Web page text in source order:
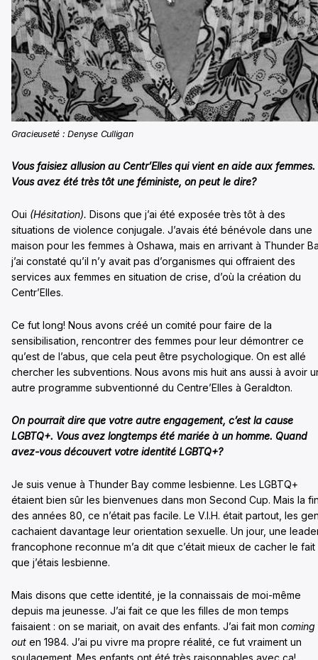
Gracieuseté : Denyse Culligan
Vous faisiez allusion au Centr’Elles qui vient en aide aux femmes.
Vous avez été très tôt une féministe, on peut le dire?
Oui (Hésitation). Disons que j’ai été exposée très tôt à des
situations de violence conjugale. J’avais été bénévole dans une
maison pour les femmes à Oshawa, mais en arrivant à Thunder
j’ai constaté qu’il n’y avait pas d’organismes qui offraient des
services aux femmes en situation de crise, d’où la création du
Centr’Elles.
Ce fut long! Nous avons créé un comité pour faire de la
sensibilisation, rencontrer des femmes pour leur démontrer ce
qu’est de l’abus, que cela peut être psychologique. On est allé
chercher les subventions. Nous avons mis huit ans aussi à avoir
autre programme subventionné du Centre’Elles à Geraldton.
On pourrait dire que votre autre engagement, c’est la cause
LGBTQ+. Vous avez longtemps été mariée à un homme. Quand
avez-vous découvert votre identité LGBTQ+?
Je suis venue à Thunder Bay comme lesbienne. Les LGBTQ+
étaient bien sûr les bienvenues dans mon Second Cup. Mais la
des années 80, ce n’était pas facile. Le V.I.H. était partout, les
cachaient davantage leur orientation sexuelle. Un jour, une
francophone reconnue m’a dit que c’était mieux de cacher le fait
que j’étais lesbienne.
Mais disons que cette identité, je la connaissais de moi-même
depuis ma jeunesse. J’ai fait ce que les filles de mon temps
faisaient : on se mariait, on avait des enfants. J’ai fait mon coming
out en 1984. J’ai pu vivre ma propre réalité, ce fut vraiment un